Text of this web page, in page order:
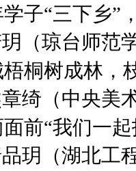
子“三下乡”
（琼台师范
桐树成林，
绮（中央美
前“我们一起
玥（湖北工